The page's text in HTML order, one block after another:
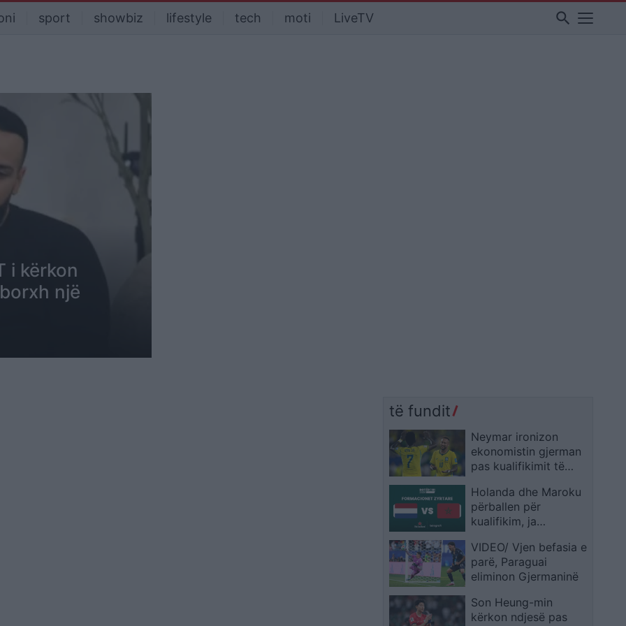
sport showbiz lifestyle tech moti LiveTV search
i kërkon
një
të fundit
Neymar ironizon
ekonomistin gjerman
pas kualifikimit të
në Botërorin e
ardhshëm
Holanda dhe Maroku
përballen për
kualifikim, ja
VIDEO/ Vjen befasia e
parë, Paraguai
eliminon Gjermaninë
Son Heung-min
kërkon ndjesë pas